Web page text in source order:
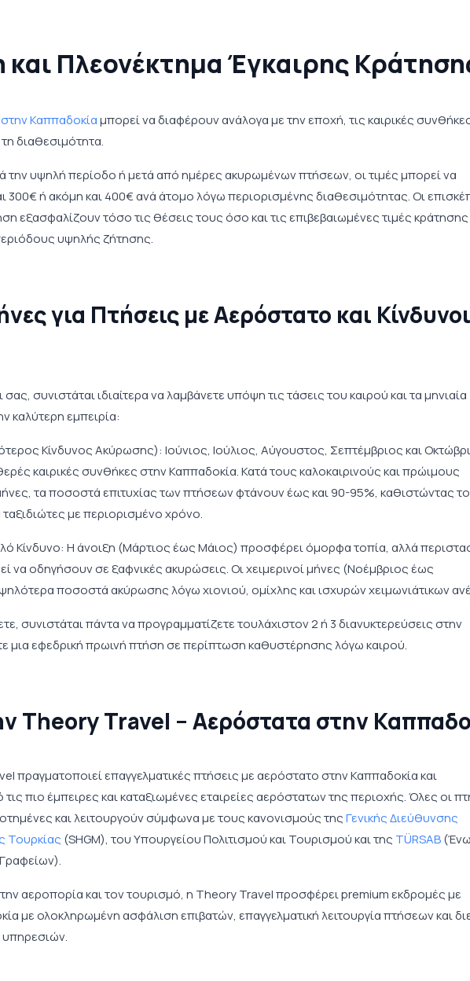
και Πλεονέκτημα Έγκαιρης
Καππαδοκίαμπορεί να διαφέρουν ανάλογα με την εποχή, τις καιρικές
διαθεσιμότητα.
την υψηλή περίοδο ή μετά από ημέρες ακυρωμένων πτήσεων, οι τιμές μπορεί να
300€ ή ακόμη και 400€ ανά άτομο λόγω περιορισμένης διαθεσιμότητας. Οι
εξασφαλίζουν τόσο τις θέσεις τους όσο και τις επιβεβαιωμένες τιμές
υψηλής ζήτησης.
για Πτήσεις με Αερόστατο και Κίνδυνοι
συνιστάται ιδιαίτερα να λαμβάνετε υπόψη τις τάσεις του καιρού και τα μηνιαία
καλύτερη εμπειρία:
Κίνδυνος Ακύρωσης): Ιούνιος, Ιούλιος, Αύγουστος, Σεπτέμβριος και
καιρικές συνθήκες στην Καππαδοκία. Κατά τους καλοκαιρινούς και πρώιμους
τα ποσοστά επιτυχίας των πτήσεων φτάνουν έως και 90-95%, καθιστώντας
με περιορισμένο χρόνο.
Κίνδυνο: Η άνοιξη (Μάρτιος έως Μάιος) προσφέρει όμορφα τοπία, αλλά
να οδηγήσουν σε ξαφνικές ακυρώσεις. Οι χειμερινοί μήνες (Νοέμβριος έως
ποσοστά ακύρωσης λόγω χιονιού, ομίχλης και ισχυρών χειμωνιάτικων
συνιστάται πάντα να προγραμματίζετε τουλάχιστον 2 ή 3 διανυκτερεύσεις στην
μια εφεδρική πρωινή πτήση σε περίπτωση καθυστέρησης λόγω καιρού.
Theory Travel – Αερόστατα στην
πραγματοποιεί επαγγελματικές πτήσεις με αερόστατο στην Καππαδοκία και
πιο έμπειρες και καταξιωμένες εταιρείες αερόστατων της περιοχής. Όλες οι
και λειτουργούν σύμφωνα με τους κανονισμούς τηςΓενικής Διεύθυνσης
Τουρκίας (SHGM), του Υπουργείου Πολιτισμού και Τουρισμού και της TÜRSAB
αεροπορία και τον τουρισμό, η Theory Travel προσφέρει premium εκδρομές με
με ολοκληρωμένη ασφάλιση επιβατών, επαγγελματική λειτουργία πτήσεων και